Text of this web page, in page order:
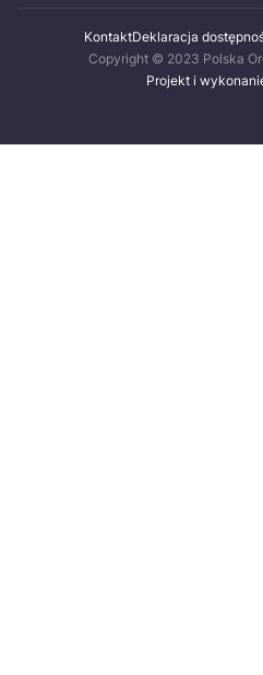
KontaktDeklaracja
Copyright © 2023 Polska
Projekt i